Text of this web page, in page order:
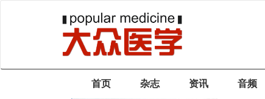
首页 杂志 资讯 音频